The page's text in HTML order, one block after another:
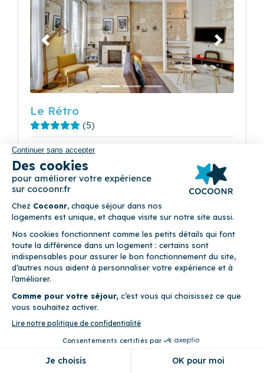
Précédent Suivant
Le Rétro
(5)
11 rue Cornac 33000 Bordeaux
2 Appartement (1 chambre)
Balcon • Draps fournis • Linge de maison fourni • WiFi
Précédent